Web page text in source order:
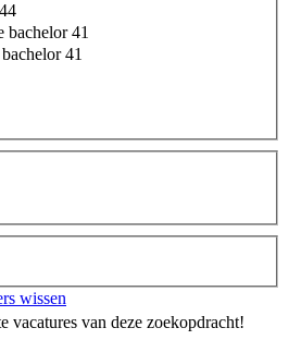
44
bachelor41
41
wissen
vacatures van deze zoekopdracht!